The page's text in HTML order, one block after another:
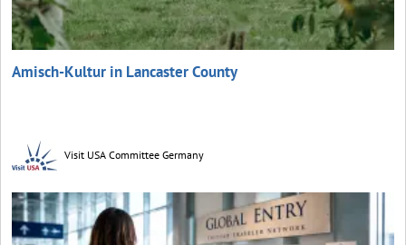
Amisch-Kultur in Lancaster County
Visit USA Committee Germany